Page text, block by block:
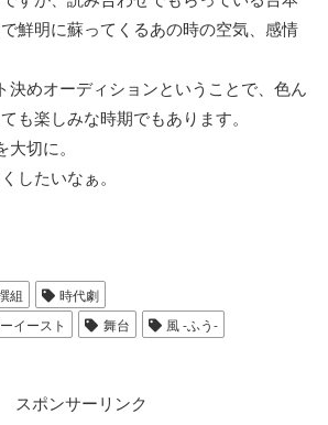
鮮明に蘇ってくるあの時の空気、感情
決めオーディションということで、色ん
も楽しみな時期でもあります。
切に。
したいなぁ。
組
時代劇
イースト
舞台
風 -ふう-
スポンサーリンク